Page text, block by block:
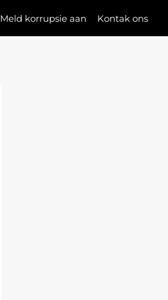
Meld korrupsie aan Kontak ons